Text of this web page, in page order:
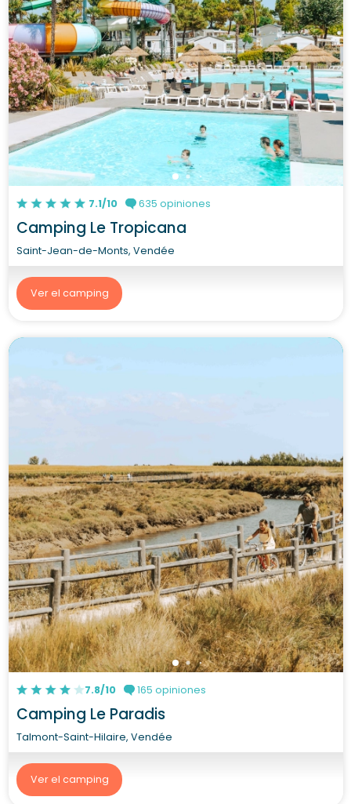
7.1/10 635 opiniones
Camping Le Tropicana
Saint-Jean-de-Monts, Vendée
Ver el camping
7.8/10 165 opiniones
Camping Le Paradis
Talmont-Saint-Hilaire, Vendée
Ver el camping